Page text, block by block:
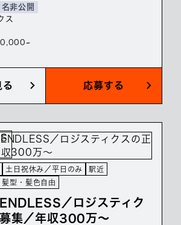
非公開
ス
る 応募する
土日祝休み／平日のみ
駅近
髪型・髪色自由
ENDLESS／ロジスティク
集／年収300万～